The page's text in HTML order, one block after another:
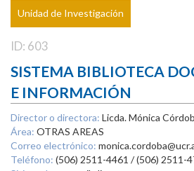
Unidad de Investigación
ID: 603
SISTEMA BIBLIOTECA
E INFORMACIÓN
Director o directora: Licda. Mónica
Área: OTRAS AREAS
Correo electrónico:
Teléfono: (506) 2511-4461 / (506) 2511-